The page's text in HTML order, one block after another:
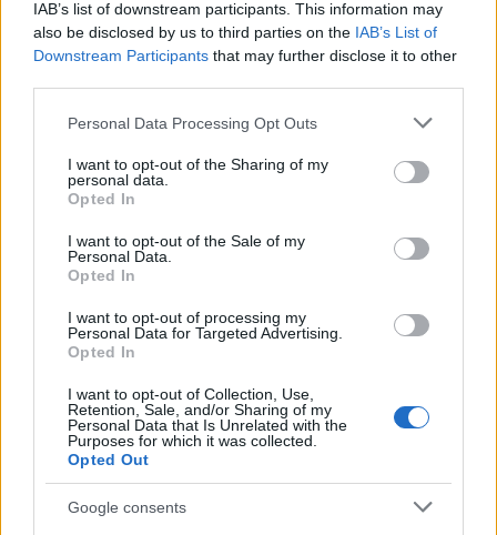
IAB’s list of downstream participants. This information may
also be disclosed by us to third parties on the IAB’s List of
Downstream Participants that may further disclose it to other
Please note that this website/app uses one or more Google
not limited to your visit or usage behaviour. You may click to
grant or deny consent to Google and its third-party tags to
use your data for below specified purposes in below Google
consent section.
Personal Data Processing Opt Outs
I want to opt-out of the Sharing of my
personal data.
Opted In
I want to opt-out of the Sale of my
Personal Data.
Opted In
I want to opt-out of processing my
Personal Data for Targeted Advertising.
Opted In
I want to opt-out of Collection, Use,
Retention, Sale, and/or Sharing of my
Personal Data that Is Unrelated with the
Purposes for which it was collected.
Opted Out
Google consents
LIFE
Οι κορυφαίες τάσεις σε μπότες και μποτάκια
για φθινόπωρο 2024 – χειμώνα 2025